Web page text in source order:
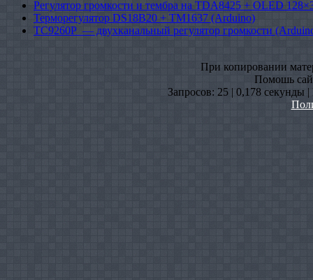
Регулятор громкости и тембра на TDA8425 + OLED
Терморегулятор DS18B20 + TM1637 (Arduino)
TC9260P — двухканальный регулятор громкости
При копировании
Помошь
Запросов: 25 | 0,178 секунды